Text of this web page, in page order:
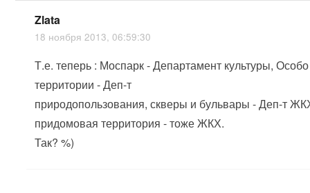
Zlata
18 ноября 2013, 06:59:30
Т.е. теперь : Моспарк - Департамент культуры,
территории - Деп-т
природопользования, скверы и бульвары - Деп-т
придомовая территория - тоже ЖКХ.
Так? %)